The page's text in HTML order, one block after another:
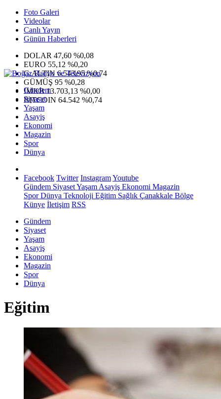
Foto Galeri
Videolar
Canlı Yayın
Günün Haberleri
DOLAR 47,60 %0,08
EURO 55,12 %0,20
G.ALTIN6.543,95 %0,74
GÜMÜŞ 95 %0,28
IMKB13.703,13 %0,00
BITCOIN 64.542 %0,74
Gündem
Siyaset
Yaşam
Asayiş
Ekonomi
Magazin
Spor
Dünya
Facebook Twitter InstagramYoutube
Gündem SiyasetYaşam Asayiş Ekonomi Magazin
SporDünya Teknoloji Eğitim Sağlık Çanakkale Bölge
Künye İletişim RSS
Gündem
Siyaset
Yaşam
Asayiş
Ekonomi
Magazin
Spor
Dünya
Eğitim